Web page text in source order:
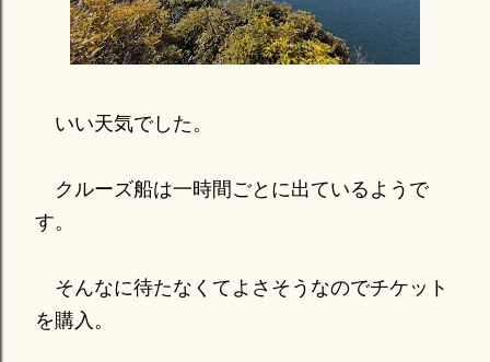
いい天気でした。
クルーズ船は一時間ごとに出ているようで
す。
そんなに待たなくてよさそうなのでチケット
を購入。